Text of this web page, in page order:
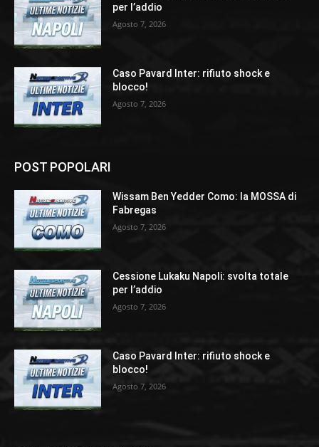
per l’addio
Agosto 7, 2026
Caso Pavard Inter: rifiuto shock e
blocco!
Agosto 7, 2026
POST POPOLARI
Wissam Ben Yedder Como: la MOSSA di
Fabregas
Agosto 7, 2026
Cessione Lukaku Napoli: svolta totale
per l’addio
Agosto 7, 2026
Caso Pavard Inter: rifiuto shock e
blocco!
Agosto 7, 2026